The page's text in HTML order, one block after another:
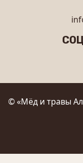
© «Мёд и травы